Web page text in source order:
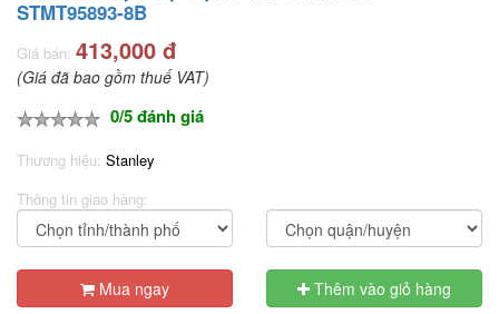
STMT95893-8B
Giá bán: 413,000 đ
(Giá đã bao gồm thuế VAT)
0/5 đánh giá
Thương hiệu: Stanley
Thông tin giao hàng:
Mua ngay Thêm vào giỏ hàng